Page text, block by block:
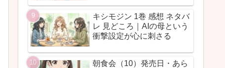
キシモジン 1巻 感想 ネタバ
レ 見どころ｜AIの母という
衝撃設定が心に刺さる
朝食会（10）発売日・あら